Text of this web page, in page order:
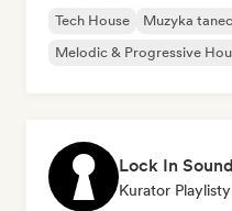
Tech House Muzyka
Melodic & Progressive
Lock In Sound
Kurator Playlisty